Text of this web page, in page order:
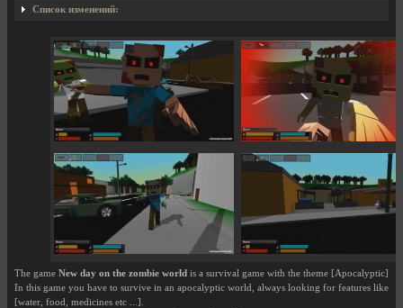
Список изменений:
The game New day on the zombie world is a survival game with the theme [Apocalyptic]
In this game you have to survive in an apocalyptic world, always looking for features like
[water, food, medicines etc ...].